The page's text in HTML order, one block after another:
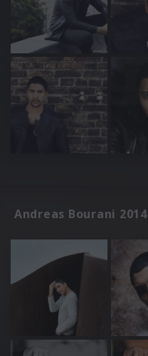
Andreas Bourani 2014